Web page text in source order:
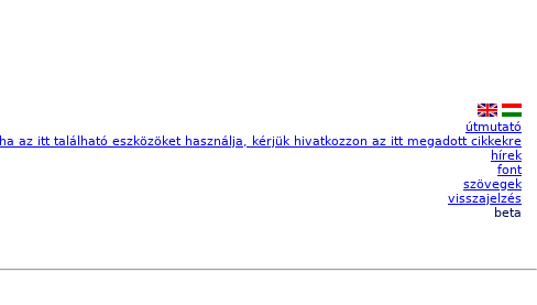
útmutató
ha az itt található eszközöket használja, kérjük hivatkozzon az itt megadott cikkekre
hírek
font
szövegek
visszajelzés
beta